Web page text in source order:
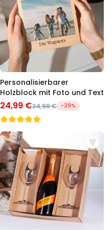
Personalisierbarer
Holzblock mit Foto und Text
24,99 €34,99 € -29%